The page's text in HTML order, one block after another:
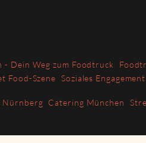
- Dein Weg zum Foodtruck
Food-Szene Soziales Engagement
Nürnberg Catering München